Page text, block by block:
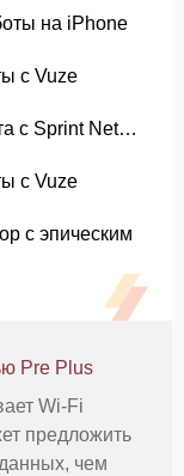
на iPhone
с Vuze
Как сделать iPhone Clone работа с Sprint Network
с Vuze
с эпическим
Pre Plus
Wi-Fi
предложить
чем